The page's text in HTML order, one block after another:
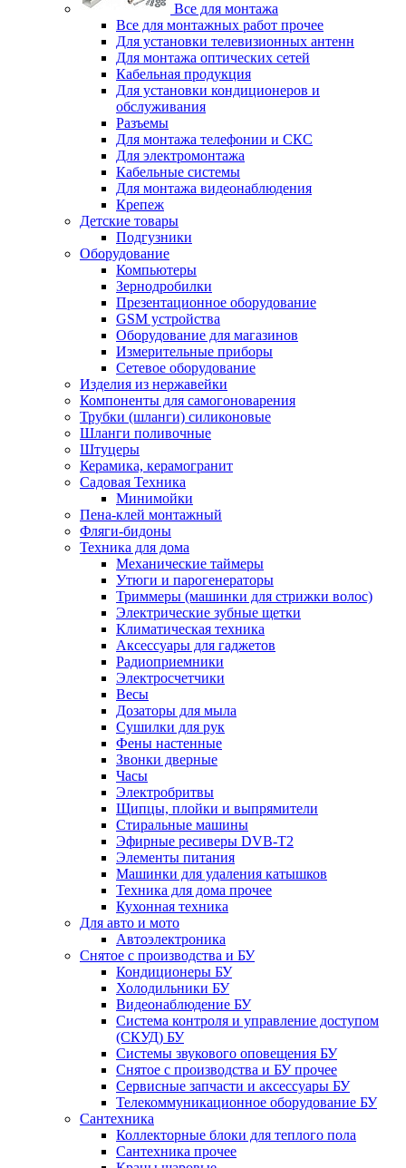
Все для монтажа
Все для монтажных работ прочее
Для установки телевизионных антенн
Для монтажа оптических сетей
Кабельная продукция
Для установки кондиционеров и
обслуживания
Разъемы
Для монтажа телефонии и СКС
Для электромонтажа
Кабельные системы
Для монтажа видеонаблюдения
Крепеж
Детские товары
Подгузники
Оборудование
Компьютеры
Зернодробилки
Презентационное оборудование
GSM устройства
Оборудование для магазинов
Измерительные приборы
Сетевое оборудование
Изделия из нержавейки
Компоненты для самогоноварения
Трубки (шланги) силиконовые
Шланги поливочные
Штуцеры
Керамика, керамогранит
Садовая Техника
Минимойки
Пена-клей монтажный
Фляги-бидоны
Техника для дома
Механические таймеры
Утюги и парогенераторы
Триммеры (машинки для стрижки волос)
Электрические зубные щетки
Климатическая техника
Аксессуары для гаджетов
Радиоприемники
Электросчетчики
Весы
Дозаторы для мыла
Сушилки для рук
Фены настенные
Звонки дверные
Часы
Электробритвы
Щипцы, плойки и выпрямители
Стиральные машины
Эфирные ресиверы DVB-T2
Элементы питания
Машинки для удаления катышков
Техника для дома прочее
Кухонная техника
Для авто и мото
Автоэлектроника
Снятое с производства и БУ
Кондиционеры БУ
Холодильники БУ
Видеонаблюдение БУ
Система контроля и управление доступом
(СКУД) БУ
Системы звукового оповещения БУ
Снятое с производства и БУ прочее
Сервисные запчасти и аксессуары БУ
Телекоммуникационное оборудование БУ
Сантехника
Коллекторные блоки для теплого пола
Сантехника прочее